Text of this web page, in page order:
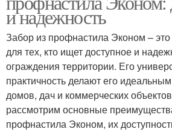
и надежность
Забор из профнастила Эконом –
для тех, кто ищет доступное и
ограждения территории. Его
практичность делают его
домов, дач и коммерческих
рассмотрим основные
профнастила Эконом, их